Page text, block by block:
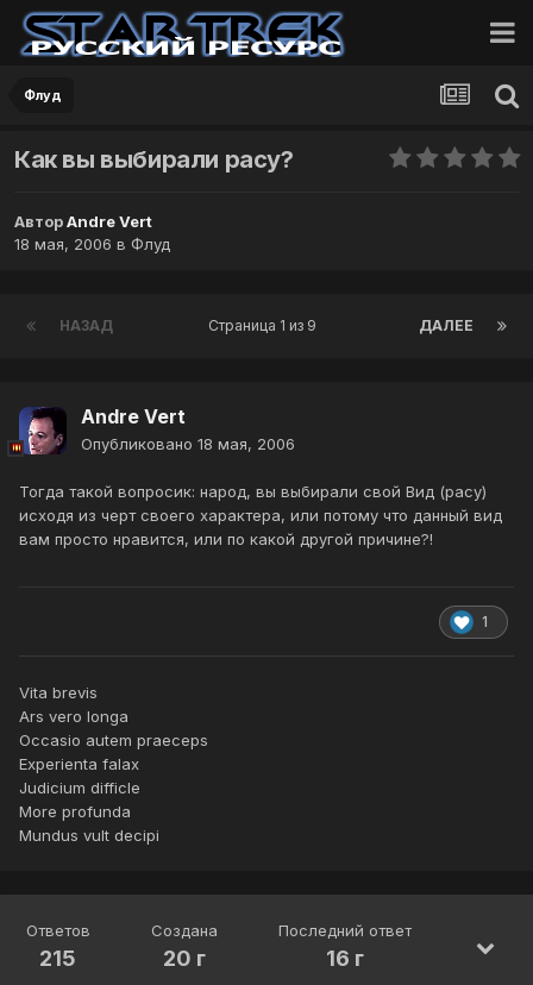
Флуд
Как вы выбирали расу?
АвторAndre Vert
18 мая, 2006 в Флуд
НАЗАД ДАЛЕЕ
Страница 1 из 9
Andre Vert
Опубликовано 18 мая, 2006
Тогда такой вопросик: народ, вы выбирали свой Вид (расу)
исходя из черт своего характера, или потому что данный вид
вам просто нравится, или по какой другой причине?!
1
Vita brevis
Ars vero longa
Occasio autem praeceps
Experienta falax
Judicium difficle
More profunda
Mundus vult decipi
Ответов
215
Создана
20 г
Последний ответ
16 г